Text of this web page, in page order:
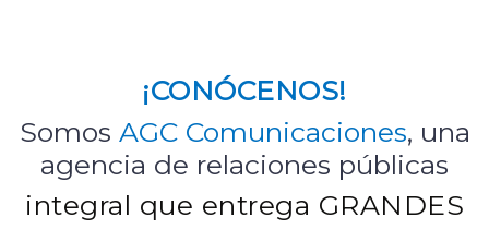
¡CONÓCENOS!
Somos AGC Comunicaciones, una
agencia de relaciones públicas
integral que entrega GRANDES